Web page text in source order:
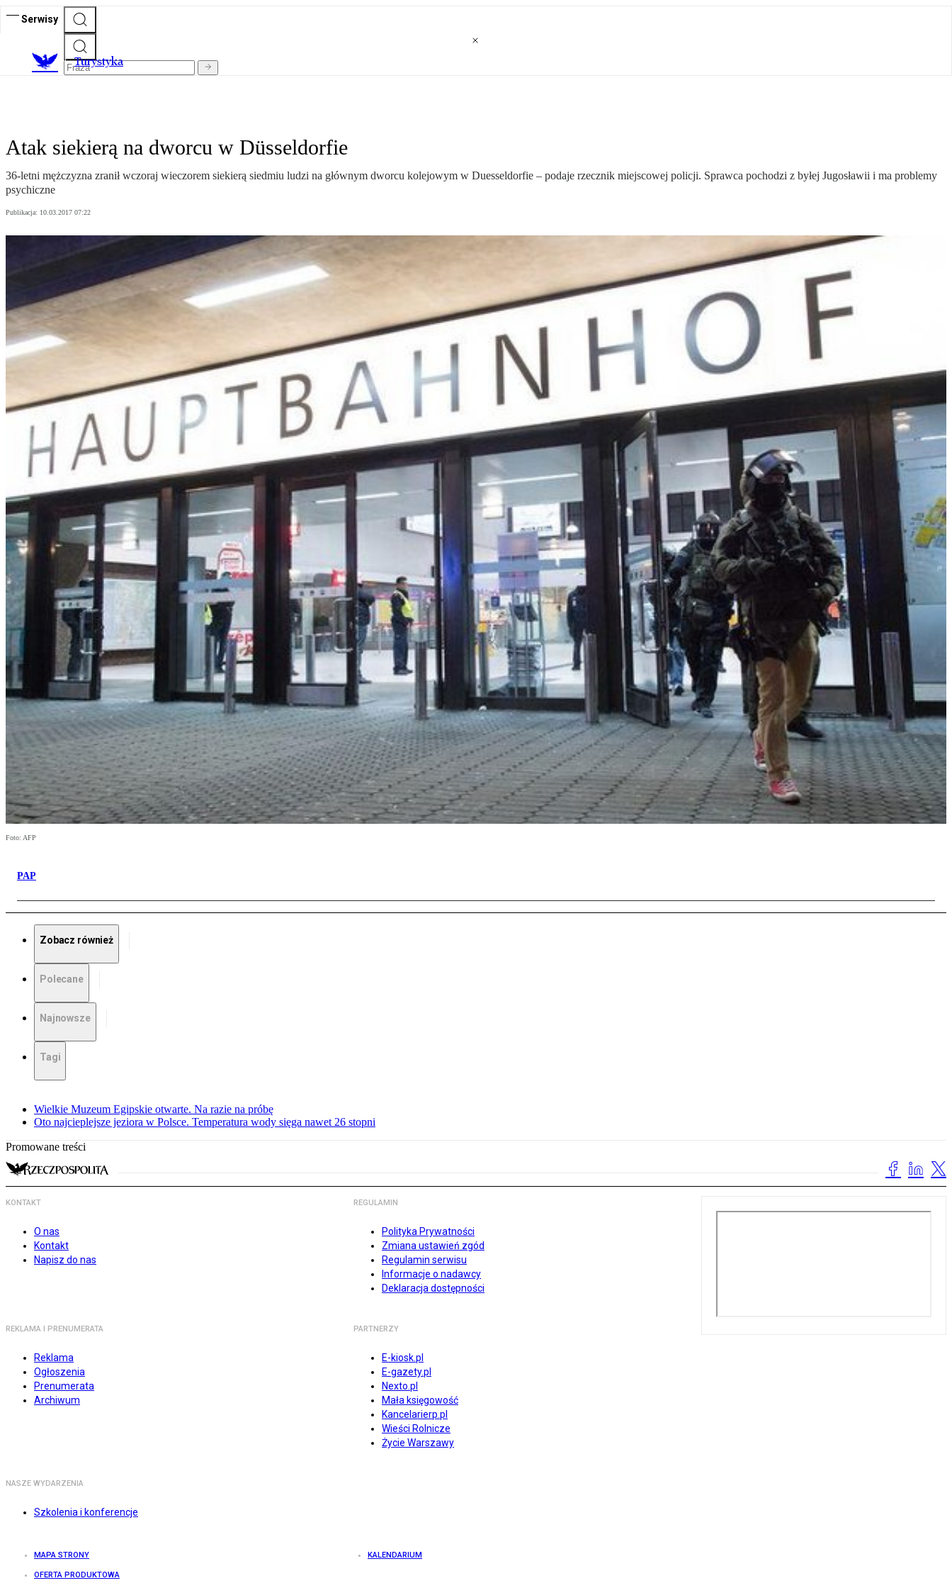
Serwisy
Turystyka
Atak siekierą na dworcu w Düsseldorfie
36-letni mężczyzna zranił wczoraj wieczorem siekierą siedmiu ludzi na głównym dworcu kolejowym w Duesseldorfie – podaje rzecznik miejscowej policji. Sprawca pochodzi z byłej Jugosławii i ma problemy
psychiczne
Publikacja: 10.03.2017 07:22
Foto: AFP
PAP
Zobacz również
Polecane
Najnowsze
Tagi
Wielkie Muzeum Egipskie otwarte. Na razie na próbę
Oto najcieplejsze jeziora w Polsce. Temperatura wody sięga nawet 26 stopni
Promowane treści
KONTAKT
O nas
Kontakt
Napisz do nas
REGULAMIN
Polityka Prywatności
Zmiana ustawień zgód
Regulamin serwisu
Informacje o nadawcy
Deklaracja dostępności
REKLAMA I PRENUMERATA
Reklama
Ogłoszenia
Prenumerata
Archiwum
PARTNERZY
E-kiosk.pl
E-gazety.pl
Nexto.pl
Mała księgowość
Kancelarierp.pl
Wieści Rolnicze
Życie Warszawy
NASZE WYDARZENIA
Szkolenia i konferencje
MAPA STRONY KALENDARIUM
OFERTA PRODUKTOWA